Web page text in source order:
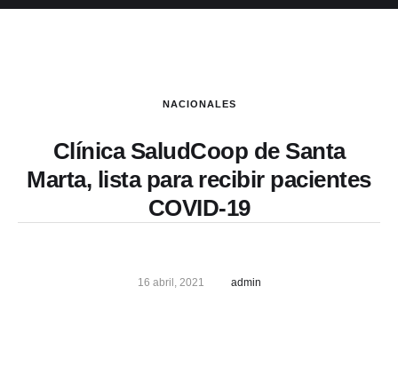
NACIONALES
Clínica SaludCoop de Santa
Marta, lista para recibir pacientes
COVID-19
16 abril, 2021 admin